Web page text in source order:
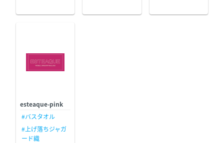
esteaque-pink
#バスタオル
#上げ落ちジャガ
ード織